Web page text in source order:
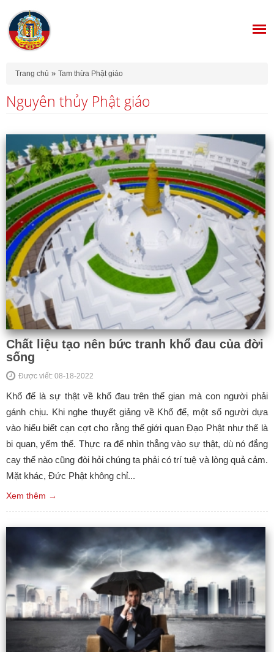
Bạn đang ở đây
Trang chủ » Tam thừa Phật giáo
Nguyên thủy Phật giáo
Chất liệu tạo nên bức tranh khổ đau của đời
sống
Được viết: 08-18-2022
Khổ đế là sự thật về khổ đau trên thế gian mà con người phải
gánh chịu. Khi nghe thuyết giảng về Khổ đế, một số người dựa
vào hiểu biết cạn cợt cho rằng thế giới quan Đạo Phật như thế là
bi quan, yếm thế. Thực ra để nhìn thẳng vào sự thật, dù nó đắng
cay thế nào cũng đòi hỏi chúng ta phải có trí tuệ và lòng quả cảm.
Mặt khác, Đức Phật không chỉ...
Xem thêm →